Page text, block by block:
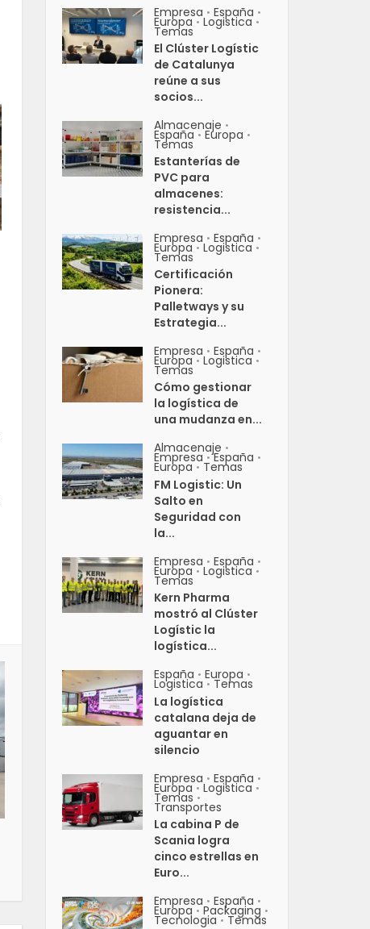
Empresa • España •
Europa • Logistica •
Temas
El Clúster Logístic
de Catalunya
reúne a sus
socios...
Almacenaje •
España • Europa •
Temas
Estanterías de
PVC para
almacenes:
resistencia...
Empresa • España •
Europa • Logistica •
Temas
Certificación
Pionera:
Palletways y su
Estrategia...
Empresa • España •
Europa • Logistica •
Temas
Cómo gestionar
la logística de
una mudanza en...
Almacenaje •
Empresa • España •
Europa • Temas
FM Logistic: Un
Salto en
Seguridad con
la...
Empresa • España •
Europa • Logistica •
Temas
Kern Pharma
mostró al Clúster
Logístic la
logística...
España • Europa •
Logistica • Temas
La logística
catalana deja de
aguantar en
silencio
Empresa • España •
Europa • Logistica •
Temas •
Transportes
La cabina P de
Scania logra
cinco estrellas en
Euro...
Empresa • España •
Europa • Packaging •
Tecnologia • Temas